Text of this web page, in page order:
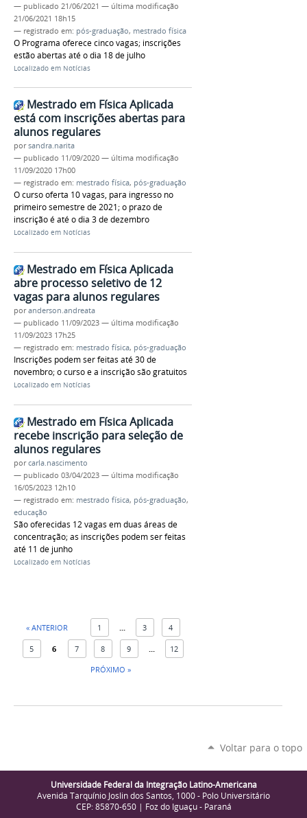
— publicado 21/06/2021 — última modificação
21/06/2021 18h15
— registrado em: pós-graduação, mestrado física
O Programa oferece cinco vagas; inscrições
estão abertas até o dia 18 de julho
Localizado em Notícias
Mestrado em Física Aplicada
está com inscrições abertas para
alunos regulares
porsandra.narita
— publicado 11/09/2020 — última modificação
11/09/2020 17h00
— registrado em: mestrado física, pós-graduação
O curso oferta 10 vagas, para ingresso no
primeiro semestre de 2021; o prazo de
inscrição é até o dia 3 de dezembro
Localizado em Notícias
Mestrado em Física Aplicada
abre processo seletivo de 12
vagas para alunos regulares
poranderson.andreata
— publicado 11/09/2023 — última modificação
11/09/2023 17h25
— registrado em: mestrado física, pós-graduação
Inscrições podem ser feitas até 30 de
novembro; o curso e a inscrição são gratuitos
Localizado em Notícias
Mestrado em Física Aplicada
recebe inscrição para seleção de
alunos regulares
porcarla.nascimento
— publicado 03/04/2023 — última modificação
16/05/2023 12h10
— registrado em: mestrado física, pós-graduação,
educação
São oferecidas 12 vagas em duas áreas de
concentração; as inscrições podem ser feitas
até 11 de junho
Localizado em Notícias
« ANTERIOR 1 3 4
5 6 7 8 9
12
PRÓXIMO »
Voltar para o topo
Universidade Federal da Integração Latino-Americana
Avenida Tarquínio Joslin dos Santos, 1000 - Polo Universitário
CEP: 85870-650 | Foz do Iguaçu - Paraná